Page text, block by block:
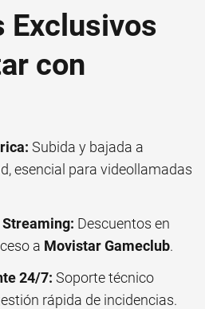
Exclusivos
con
Subida y bajada a
esencial para videollamadas
Descuentos en
a Movistar Gameclub.
24/7: Soporte técnico
rápida de incidencias.